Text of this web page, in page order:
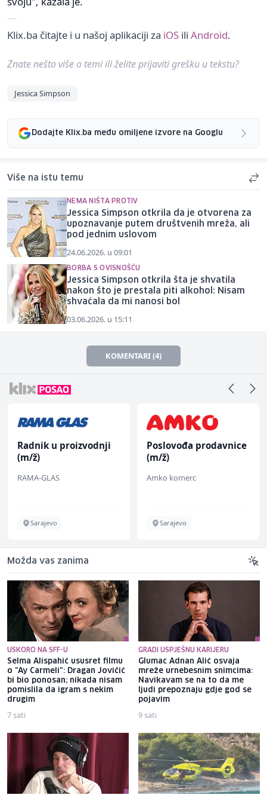
Klix.ba čitajte i u našoj aplikaciji za iOS ili Android.
Znate nešto više o temi ili želite prijaviti grešku u tekstu?
Jessica Simpson
Dodajte Klix.ba među omiljene izvore na Googlu
Više na istu temu
NEMA NIŠTA PROTIV
Jessica Simpson otkrila da je otvorena za
upoznavanje putem društvenih mreža, ali
pod jednim uslovom
24.06.2026. u 09:01
BORBA S OVISNOŠĆU
Jessica Simpson otkrila šta je shvatila
nakon što je prestala piti alkohol: Nisam
shvaćala da mi nanosi bol
03.06.2026. u 15:11
KOMENTARI (4)
Radnik u proizvodnji
(m/ž)
RAMA-GLAS
Sarajevo
Poslovođa prodavnice
(m/ž)
Amko komerc
Sarajevo
Možda vas zanima
USKORO NA SFF-U
Selma Alispahić ususret filmu
o "Ay Carmeli": Dragan Jovičić
bi bio ponosan; nikada nisam
pomislila da igram s nekim
drugim
7 sati
GRADI USPJEŠNU KARIJERU
Glumac Adnan Alić osvaja
mreže urnebesnim snimcima:
Navikavam se na to da me
ljudi prepoznaju gdje god se
pojavim
9 sati